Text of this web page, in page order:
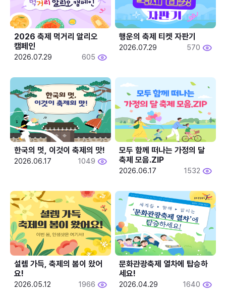
2026 축제 먹거리 알리오
캠페인
2026.07.29 605
행운의 축제 티켓 자판기
2026.07.29 570
한국의 멋, 이것이 축제의 맛!
2026.06.17 1049
모두 함께 떠나는 가정의 달
축제 모음.ZIP
2026.06.17 1532
설렘 가득, 축제의 봄이 왔어
요!
2026.05.12 1966
문화관광축제 열차에 탑승하
세요!
2026.04.29 1640